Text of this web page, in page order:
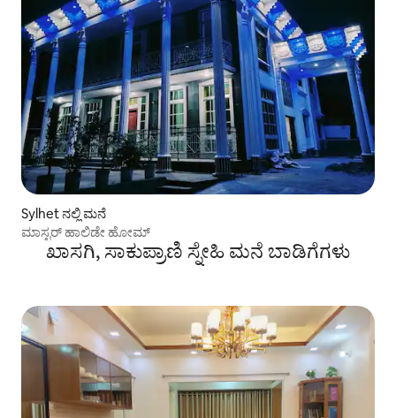
Sylhet ನಲ್ಲಿ ಮನೆ
ಮಾಸ್ಟರ್ ಹಾಲಿಡೇ ಹೋಮ್
ಖಾಸಗಿ, ಸಾಕುಪ್ರಾಣಿ ಸ್ನೇಹಿ ಮನೆ ಬಾಡಿಗೆಗಳು